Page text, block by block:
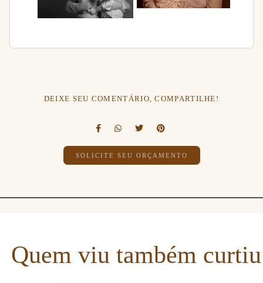
DEIXE SEU COMENTÁRIO, COMPARTILHE!
SOLICITE SEU ORÇAMENTO
Quem viu também curtiu